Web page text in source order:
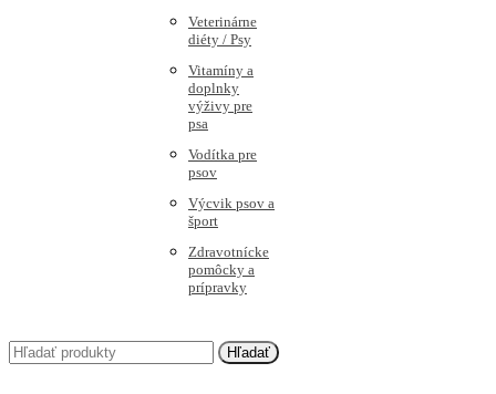
Veterinárne
diéty / Psy
Vitamíny a
doplnky
výživy pre
psa
Vodítka pre
psov
Výcvik psov a
šport
Zdravotnícke
pomôcky a
prípravky
Hľadať